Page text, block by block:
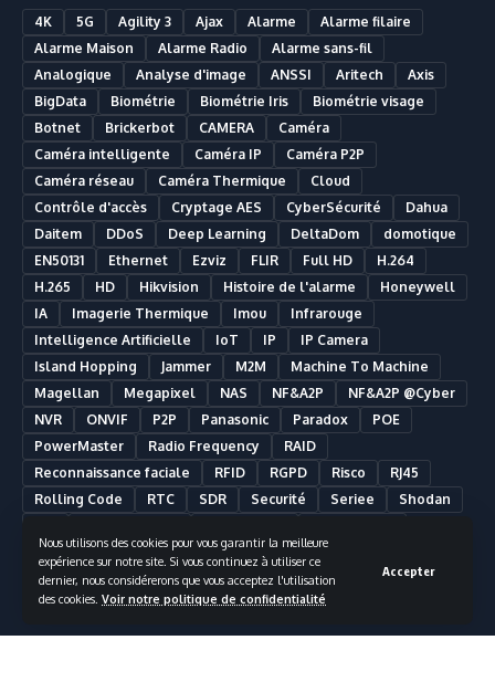
Nous utilisons des cookies pour vous garantir la meilleure
expérience sur notre site. Si vous continuez à utiliser ce
dernier, nous considérerons que vous acceptez l'utilisation
des cookies. Voir notre politique de confidentialité
Accepter
4K 5G Agility 3 Ajax Alarme
Alarme filaire
Alarme Maison
Alarme Radio
Alarme sans-fil
Analogique
Analyse d'image ANSSI Aritech
Axis
BigData
Biométrie Biométrie Iris
Biométrie visage
Botnet
Brickerbot CAMERA
Caméra
Caméra intelligente
Caméra IP
Caméra P2P
Caméra réseau
Caméra Thermique
Cloud
Contrôle d'accès
Cryptage AES CyberSécurité
Dahua
Daitem
DDoS Deep Learning DeltaDom
domotique
EN50131
Ethernet Ezviz FLIR Full HD
H.264
H.265
HD Hikvision Histoire de l'alarme
Honeywell
IA
Imagerie Thermique Imou
Infrarouge
Intelligence Artificielle
IoT IP
IP Camera
Island Hopping
Jammer M2M
Machine To Machine
Magellan
Megapixel NAS NF&A2P
NF&A2P @Cyber
NVR
ONVIF P2P Panasonic Paradox
POE
PowerMaster
Radio Frequency
RAID
Reconnaissance faciale
RFID RGPD Risco
RJ45
Rolling Code
RTC SDR Securité Seriee
Shodan
Somfy
Synology Télésurveillance
UTC Fire & Security
Vidéosurveillance
Vidéosurveillance Analytique
Visonic